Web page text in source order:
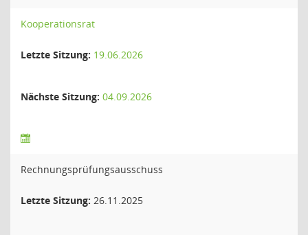
Kooperationsrat
Letzte Sitzung: 19.06.2026
Nächste Sitzung: 04.09.2026
Rechnungsprüfungsausschuss
Letzte Sitzung: 26.11.2025